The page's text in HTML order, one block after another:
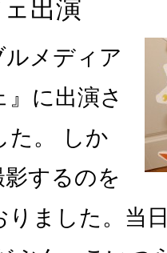
出演
メディア
』に出演さ
た。 しか
影するのを
ました。当